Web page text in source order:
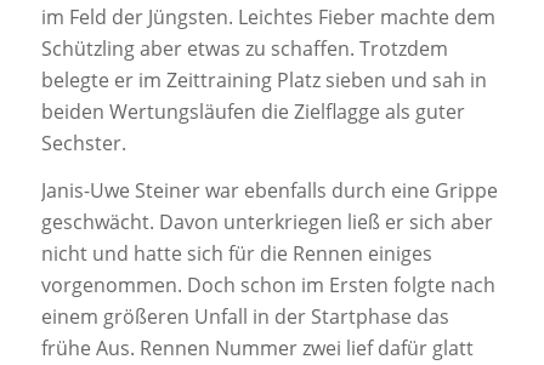
im Feld der Jüngsten. Leichtes Fieber machte dem
Schützling aber etwas zu schaffen. Trotzdem
belegte er im Zeittraining Platz sieben und sah in
beiden Wertungsläufen die Zielflagge als guter
Sechster.
Janis-Uwe Steiner war ebenfalls durch eine Grippe
geschwächt. Davon unterkriegen ließ er sich aber
nicht und hatte sich für die Rennen einiges
vorgenommen. Doch schon im Ersten folgte nach
einem größeren Unfall in der Startphase das
frühe Aus. Rennen Nummer zwei lief dafür glatt